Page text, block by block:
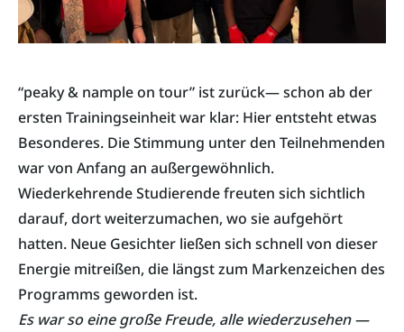
“peaky & nample on tour” ist zurück— schon ab der
ersten Trainingseinheit war klar: Hier entsteht etwas
Besonderes. Die Stimmung unter den Teilnehmenden
war von Anfang an außergewöhnlich.
Wiederkehrende Studierende freuten sich sichtlich
darauf, dort weiterzumachen, wo sie aufgehört
hatten. Neue Gesichter ließen sich schnell von dieser
Energie mitreißen, die längst zum Markenzeichen des
Programms geworden ist.
Es war so eine große Freude, alle wiederzusehen —